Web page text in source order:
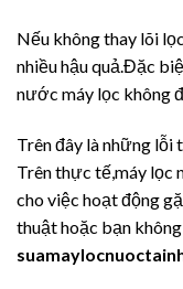
Nếu không thay lõi
nhiều hậu quả.Đặc
nước máy lọc không
Trên đây là những lỗi
Trên thực tế,máy lọc
cho việc hoạt động
thuật hoặc bạn